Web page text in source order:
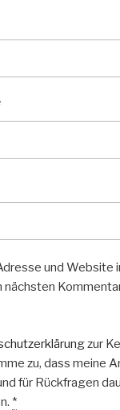
und Website
nächsten
zur
zu, dass meine
für Rückfragen
*